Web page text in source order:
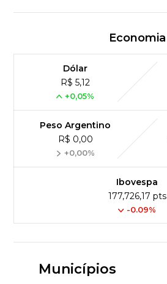
Economia
Dólar
R$ 5,12
+0,05%
Peso Argentino
R$ 0,00
+0,00%
Ibovespa
177,726,17 pts
-0.09%
Municípios